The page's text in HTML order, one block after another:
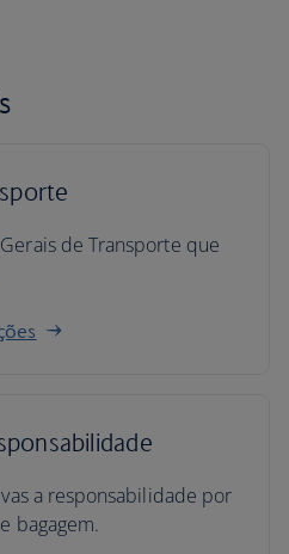
de Transporte que
a responsabilidade por
bagagem.